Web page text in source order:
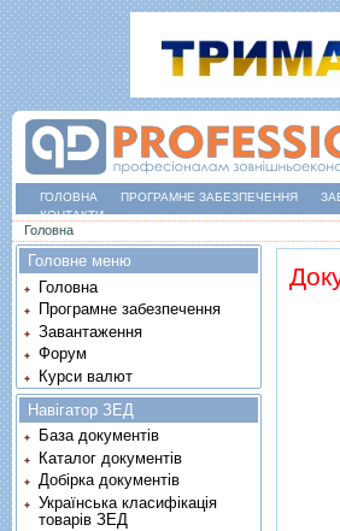
ГОЛОВНА ПРОГРАМНЕ ЗАБЕЗПЕЧЕННЯ
КОНТАКТИ
Ви є тут
Головна
Головне меню
Головна
Програмне забезпечення
Завантаження
Форум
Курси валют
Навігатор ЗЕД
База документів
Каталог документів
Добірка документів
Українська класифікація
товарів ЗЕД